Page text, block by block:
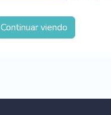
Continuar viendo